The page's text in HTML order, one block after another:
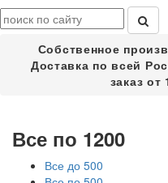
Собственное
Доставка по всей
заказ от
Все по 1200
Все до 500